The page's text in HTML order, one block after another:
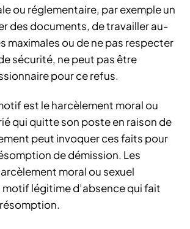
ou réglementaire, par exemple un
des documents, de travailler au-
maximales ou de ne pas respecter
sécurité, ne peut pas être
pour ce refus.
est le harcèlement moral ou
qui quitte son poste en raison de
peut invoquer ces faits pour
de démission. Les
moral ou sexuel
légitime d’absence qui fait